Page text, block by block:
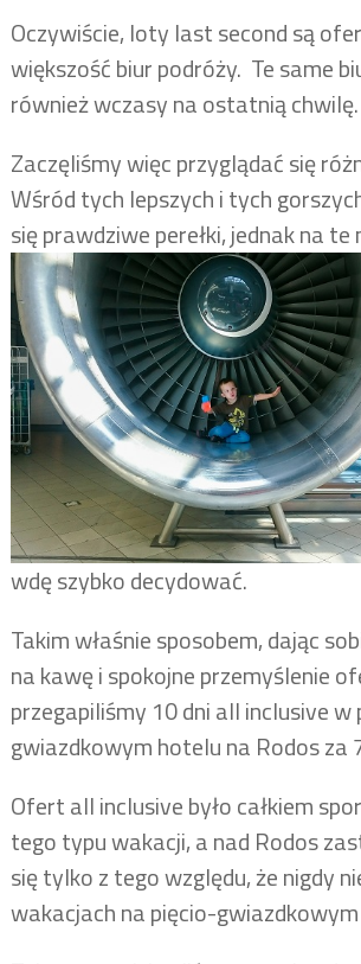
Oczywiście, loty last second są
większość biur podróży. Te same
również wczasy na ostatnią chwilę.
Zaczęliśmy więc przyglądać się
Wśród tych lepszych i tych
się prawdziwe perełki, jednak na te
wdę szybko decydować.
Takim właśnie sposobem, dając
na kawę i spokojne przemyślenie
przegapiliśmy 10 dni all inclusive w
gwiazdkowym hotelu na Rodos za
Ofert all inclusive było całkiem
tego typu wakacji, a nad Rodos
się tylko z tego względu, że nigdy
wakacjach na pięcio-